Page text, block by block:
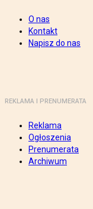
O nas
Kontakt
Napisz do nas
REKLAMA I PRENUMERATA
Reklama
Ogłoszenia
Prenumerata
Archiwum